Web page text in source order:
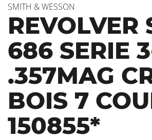
SMITH & WESSON
REVOLVER
686 SERIE
.357MAG
BOIS 7
150855*